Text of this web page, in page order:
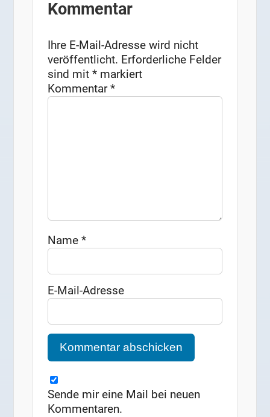
Kommentar
Ihre E-Mail-Adresse wird nicht
veröffentlicht. Erforderliche Felder
sind mit* markiert
Kommentar*
Name*
E-Mail-Adresse
Sende mir eine Mail bei neuen
Kommentaren.